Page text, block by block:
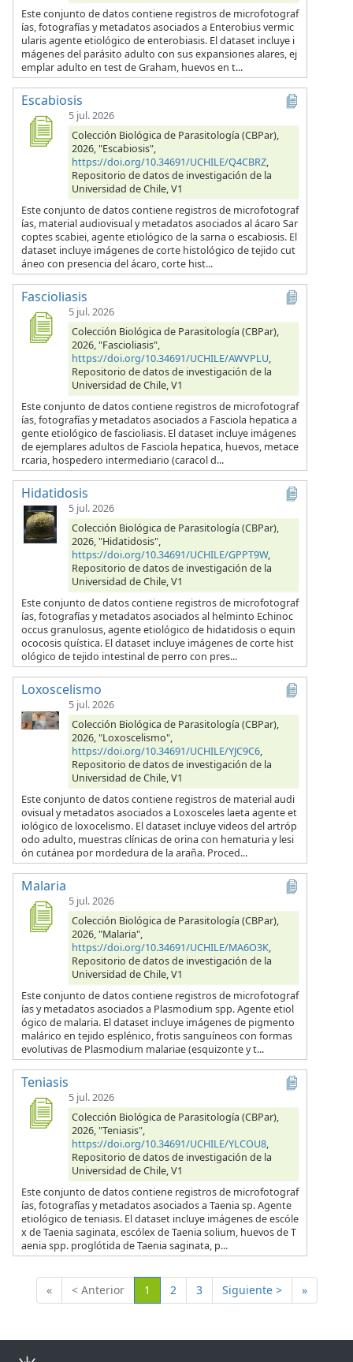
Este conjunto de datos contiene registros de microfotograf
ías, fotografías y metadatos asociados a Enterobius vermic
ularis agente etiológico de enterobiasis. El dataset incluye i
mágenes del parásito adulto con sus expansiones alares, ej
emplar adulto en test de Graham, huevos en t...
Escabiosis
5 jul. 2026
Colección Biológica de Parasitología (CBPar),
2026, "Escabiosis",
https://doi.org/10.34691/UCHILE/Q4CBRZ,
Repositorio de datos de investigación de la
Universidad de Chile, V1
Este conjunto de datos contiene registros de microfotograf
ías, material audiovisual y metadatos asociados al ácaro Sar
coptes scabiei, agente etiológico de la sarna o escabiosis. El
dataset incluye imágenes de corte histológico de tejido cut
áneo con presencia del ácaro, corte hist...
Fascioliasis
5 jul. 2026
Colección Biológica de Parasitología (CBPar),
2026, "Fascioliasis",
https://doi.org/10.34691/UCHILE/AWVPLU,
Repositorio de datos de investigación de la
Universidad de Chile, V1
Este conjunto de datos contiene registros de microfotograf
ías, fotografías y metadatos asociados a Fasciola hepatica a
gente etiológico de fascioliasis. El dataset incluye imágenes
de ejemplares adultos de Fasciola hepatica, huevos, metace
rcaria, hospedero intermediario (caracol d...
Hidatidosis
5 jul. 2026
Colección Biológica de Parasitología (CBPar),
2026, "Hidatidosis",
https://doi.org/10.34691/UCHILE/GPPT9W,
Repositorio de datos de investigación de la
Universidad de Chile, V1
Este conjunto de datos contiene registros de microfotograf
ías, fotografías y metadatos asociados al helminto Echinoc
occus granulosus, agente etiológico de hidatidosis o equin
ococosis quística. El dataset incluye imágenes de corte hist
ológico de tejido intestinal de perro con pres...
Loxoscelismo
5 jul. 2026
Colección Biológica de Parasitología (CBPar),
2026, "Loxoscelismo",
https://doi.org/10.34691/UCHILE/YJC9C6,
Repositorio de datos de investigación de la
Universidad de Chile, V1
Este conjunto de datos contiene registros de material audi
ovisual y metadatos asociados a Loxosceles laeta agente et
iológico de loxocelismo. El dataset incluye videos del artróp
odo adulto, muestras clínicas de orina con hematuria y lesi
ón cutánea por mordedura de la araña. Proced...
Malaria
5 jul. 2026
Colección Biológica de Parasitología (CBPar),
2026, "Malaria",
https://doi.org/10.34691/UCHILE/MA6O3K,
Repositorio de datos de investigación de la
Universidad de Chile, V1
Este conjunto de datos contiene registros de microfotograf
ías y metadatos asociados a Plasmodium spp. Agente etiol
ógico de malaria. El dataset incluye imágenes de pigmento
malárico en tejido esplénico, frotis sanguíneos con formas
evolutivas de Plasmodium malariae (esquizonte y t...
Teniasis
5 jul. 2026
Colección Biológica de Parasitología (CBPar),
2026, "Teniasis",
https://doi.org/10.34691/UCHILE/YLCOU8,
Repositorio de datos de investigación de la
Universidad de Chile, V1
Este conjunto de datos contiene registros de microfotograf
ías, fotografías y metadatos asociados a Taenia sp. Agente
etiológico de teniasis. El dataset incluye imágenes de escóle
x de Taenia saginata, escólex de Taenia solium, huevos de T
aenia spp. proglótida de Taenia saginata, p...
« < Anterior 1 (Actual)
2 3 Siguiente > »